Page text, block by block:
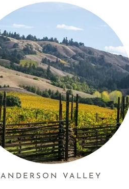
ANDERSON VALLEY